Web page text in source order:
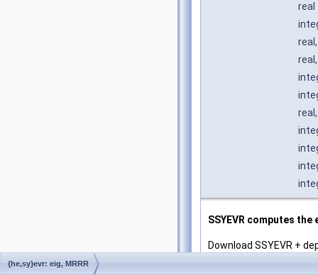
real
SSYEVR computes
Download SSYEVR +
{he,sy}evr: eig, MRRR